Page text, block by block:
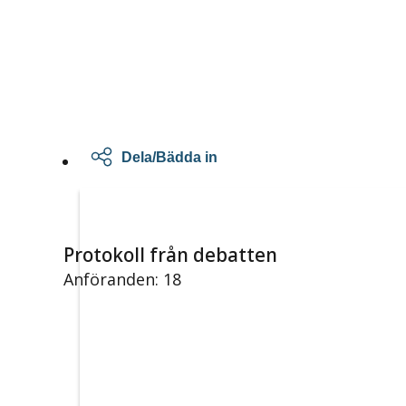
Dela/Bädda in
Protokoll från debatten
Anföranden: 18